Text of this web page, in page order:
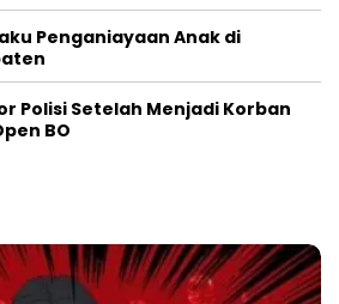
Penganiayaan Anak di
Polisi Setelah Menjadi Korban
BO